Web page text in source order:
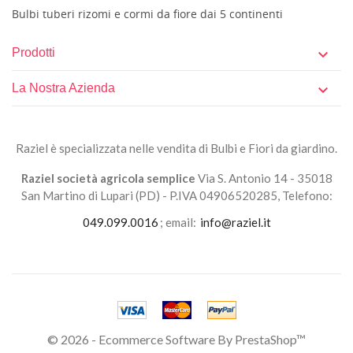
Bulbi tuberi rizomi e cormi da fiore dai 5 continenti
Prodotti 
La Nostra Azienda 
Raziel è specializzata nelle vendita di Bulbi e Fiori da giardino.
Raziel società agricola semplice Via S. Antonio 14 - 35018
San Martino di Lupari (PD) - P.IVA 04906520285, Telefono:
049.099.0016 ; email: info@raziel.it
© 2026 - Ecommerce Software By PrestaShop™